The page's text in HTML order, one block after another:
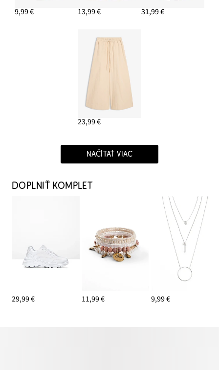
9,99 € 13,99 € 31,99 €
23,99 €
NAČÍTAŤ VIAC
DOPLNIŤ KOMPLET
29,99 € 11,99 € 9,99 €